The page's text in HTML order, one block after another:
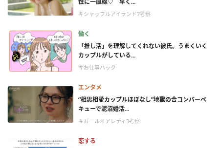
＃シャッフルアイランド7考察
働く
「推し活」を理解してくれない彼氏。うまくいく
カップルがしている...
＃お仕事ハック
エンタメ
“相思相愛カップルほぼなし”地獄の合コンバーベ
キューで泥沼婚活...
＃ガールオアレディ3考察
恋する